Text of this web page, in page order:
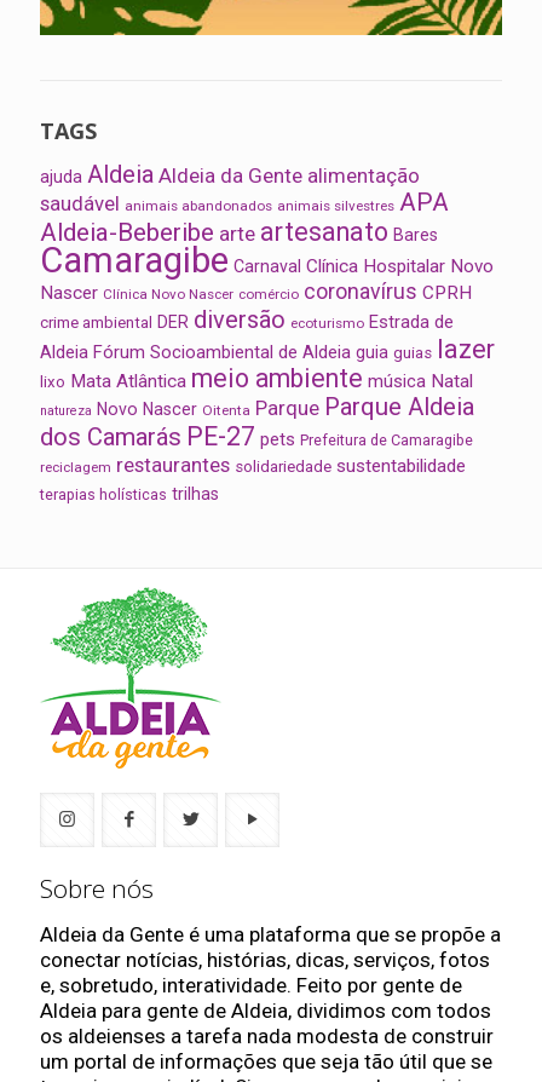
TAGS
ajuda Aldeia Aldeia da Gente alimentação
saudável animais abandonados animais silvestres APA
Aldeia-Beberibe arte artesanato Bares
Camaragibe Carnaval Clínica Hospitalar Novo
Nascer Clínica Novo Nascer comércio coronavírus CPRH
crime ambiental DER diversão ecoturismo Estrada de
Aldeia Fórum Socioambiental de Aldeia guia guias lazer
lixo Mata Atlântica meio ambiente música Natal
natureza Novo Nascer Oitenta Parque Parque Aldeia
dos Camarás PE-27 pets Prefeitura de Camaragibe
reciclagem restaurantes solidariedade sustentabilidade
terapias holísticas trilhas
Sobre nós
Aldeia da Gente é uma plataforma que se propõe a
conectar notícias, histórias, dicas, serviços, fotos
e, sobretudo, interatividade. Feito por gente de
Aldeia para gente de Aldeia, dividimos com todos
os aldeienses a tarefa nada modesta de construir
um portal de informações que seja tão útil que se